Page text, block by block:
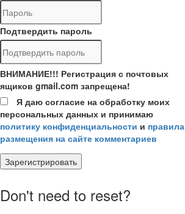
Подтвердить пароль
ВНИМАНИЕ!!! Регистрация с почтовых
ящиков gmail.com запрещена!
Я даю согласие на обработку моих
персональных данных и принимаю
политику конфиденциальности и правила
размещения на сайте комментариев
Зарегистрировать
Don't need to reset?